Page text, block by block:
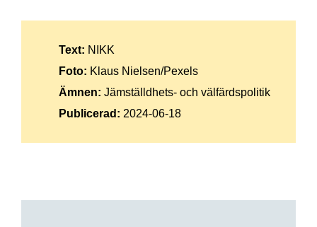
Text: NIKK
Foto: Klaus Nielsen/Pexels
Ämnen: Jämställdhets- och välfärdspolitik
Publicerad: 2024-06-18